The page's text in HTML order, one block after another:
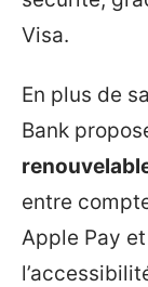
Visa.
En plus de sa
Bank
entre
Apple Pay